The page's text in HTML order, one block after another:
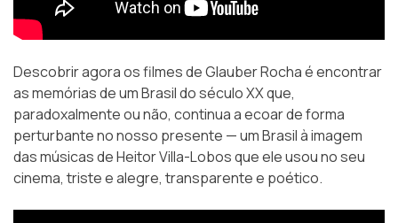
Descobrir agora os filmes de Glauber Rocha é encontrar
as memórias de um Brasil do século XX que,
paradoxalmente ou não, continua a ecoar de forma
perturbante no nosso presente — um Brasil à imagem
das músicas de Heitor Villa-Lobos que ele usou no seu
cinema, triste e alegre, transparente e poético.